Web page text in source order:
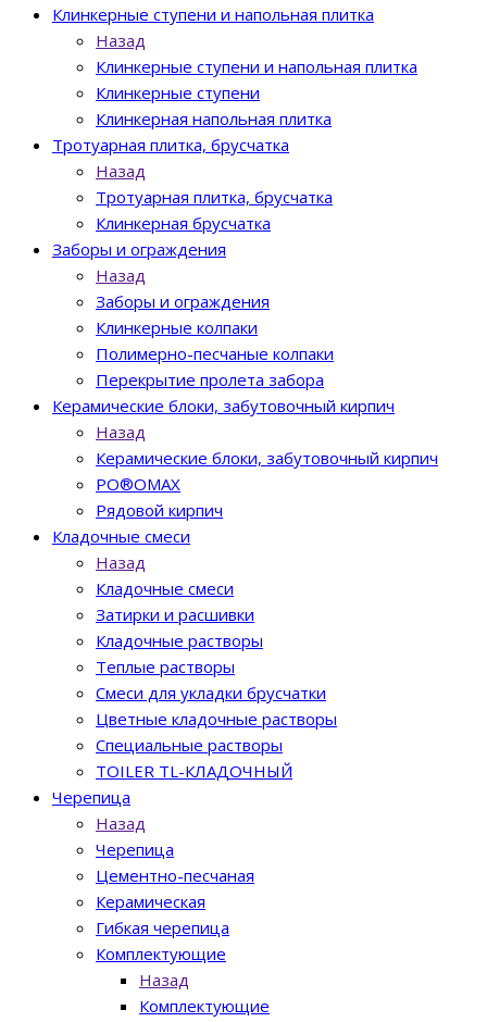
Клинкерные ступени и напольная плитка
Назад
Клинкерные ступени и напольная плитка
Клинкерные ступени
Клинкерная напольная плитка
Тротуарная плитка, брусчатка
Назад
Тротуарная плитка, брусчатка
Клинкерная брусчатка
Заборы и ограждения
Назад
Заборы и ограждения
Клинкерные колпаки
Полимерно-песчаные колпаки
Перекрытие пролета забора
Керамические блоки, забутовочный кирпич
Назад
Керамические блоки, забутовочный кирпич
PO®OMAX
Рядовой кирпич
Кладочные смеси
Назад
Кладочные смеси
Затирки и расшивки
Кладочные растворы
Теплые растворы
Смеси для укладки брусчатки
Цветные кладочные растворы
Специальные растворы
TOILER TL-КЛАДОЧНЫЙ
Черепица
Назад
Черепица
Цементно-песчаная
Керамическая
Гибкая черепица
Комплектующие
Назад
Комплектующие